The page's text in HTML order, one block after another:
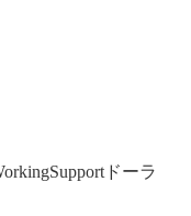
ドーラ